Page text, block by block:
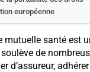
européenne
mutuelle santé est
de
d’assureur,